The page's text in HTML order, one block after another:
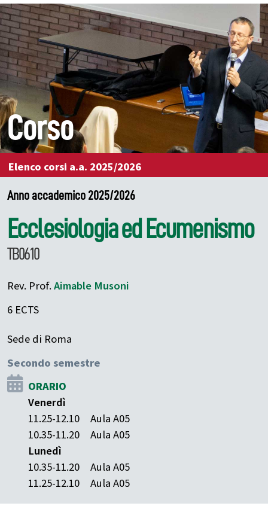
Corso
Elenco corsi a.a. 2025/2026
Anno accademico 2025/2026
Ecclesiologia ed Ecumenismo
TB0610
Rev. Prof.Aimable Musoni
6 ECTS
Sede di Roma
Secondo semestre
ORARIO
Venerdì
11.25-12.10
Aula A05
10.35-11.20
Aula A05
Lunedì
10.35-11.20
Aula A05
11.25-12.10
Aula A05